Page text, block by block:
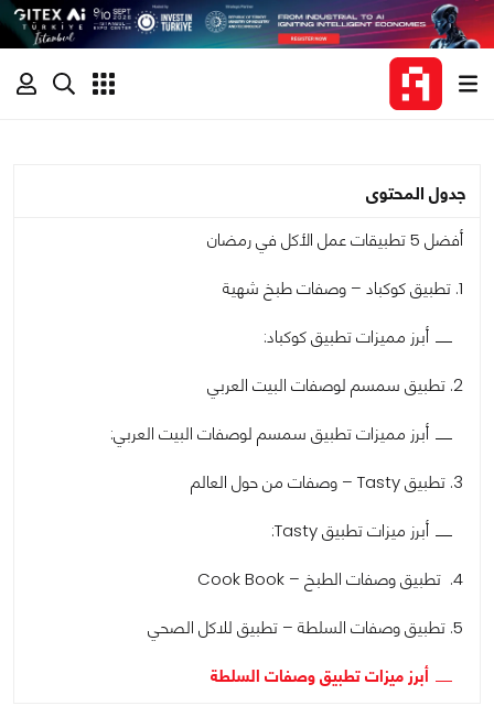
جدول المحتوى
أفضل 5 تطبيقات عمل الأكل في رمضان
1. تطبيق كوكباد – وصفات طبخ شهية
أبرز مميزات تطبيق كوكباد:
2. تطبيق سمسم لوصفات البيت العربي
أبرز مميزات تطبيق سمسم لوصفات البيت العربي:
3. تطبيق Tasty – وصفات من حول العالم
أبرز ميزات تطبيق Tasty:
4. تطبيق وصفات الطبخ – Cook Book
5. تطبيق وصفات السلطة – تطبيق للاكل الصحي
أبرز ميزات تطبيق وصفات السلطة